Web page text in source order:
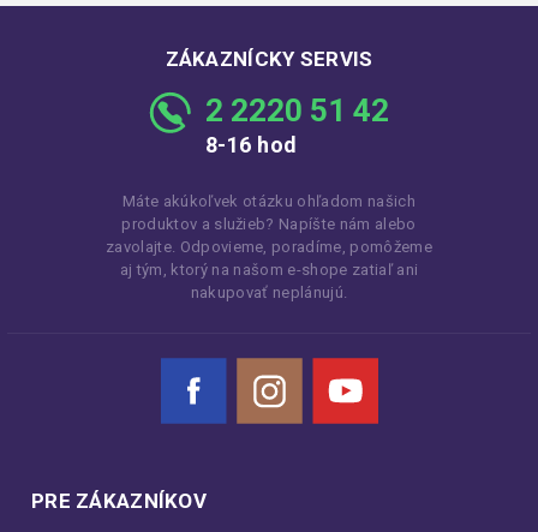
ZÁKAZNÍCKY SERVIS
2 2220 51 42
8-16 hod
Máte akúkoľvek otázku ohľadom našich
produktov a služieb? Napíšte nám alebo
zavolajte. Odpovieme, poradíme, pomôžeme
aj tým, ktorý na našom e-shope zatiaľ ani
nakupovať neplánujú.
Facebook Instagram YouTube
PRE ZÁKAZNÍKOV